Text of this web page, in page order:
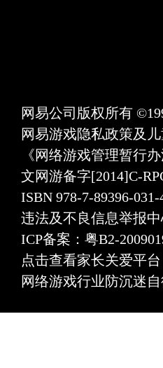
网易公司版权所有
网易游戏隐私政策及
《网络游戏管理暂行
文网游备字[2014]C-
ISBN 978-7-89396-031-
违法及不良信息举报
ICP备案：粤B2-
点击查看家长关爱平台
网络游戏行业防沉迷